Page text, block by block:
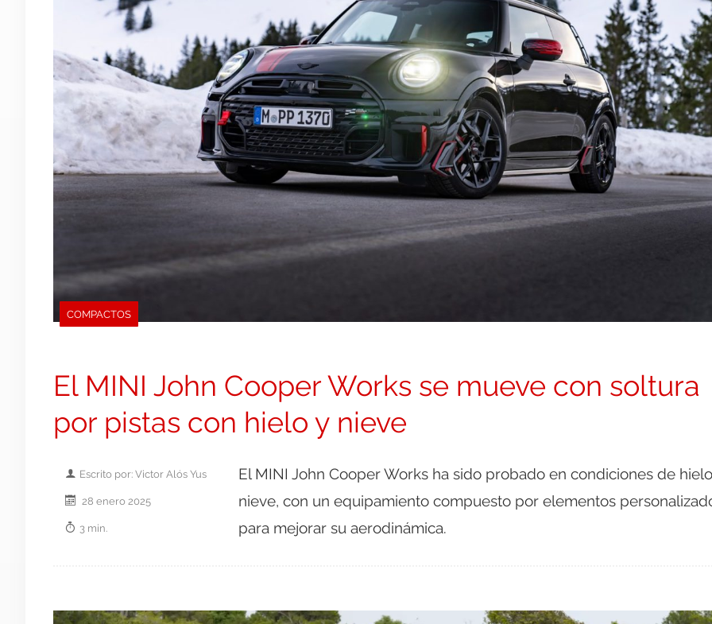
COMPACTOS
El MINI John Cooper Works se mueve con soltura
por pistas con hielo y nieve
Escrito por: Victor Alós Yus
28 enero 2025
3 min.
El MINI John Cooper Works ha sido probado en condiciones de
nieve, con un equipamiento compuesto por elementos
para mejorar su aerodinámica.